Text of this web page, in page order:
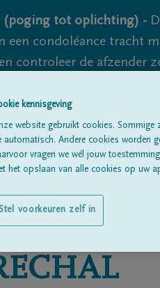
(poging tot oplichting) -
condoléance tracht
controleer de afzender
nooit volledig uit te
kennisgeving
website gebruikt cookies.
automatisch. Andere cookies worden
vragen we wél jouw
het opslaan van alle cookies op uw
voorkeuren zelf in